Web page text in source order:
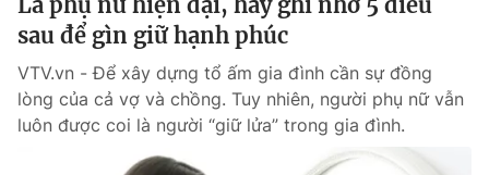
Chuyên mục khác
Emagazine Podcast
Photo Infographic
sau để gìn giữ hạnh phúc
VTV.vn - Để xây dựng tổ ấm gia đình cần sự đồng
lòng của cả vợ và chồng. Tuy nhiên, người phụ nữ vẫn
luôn được coi là người “giữ lửa” trong gia đình.